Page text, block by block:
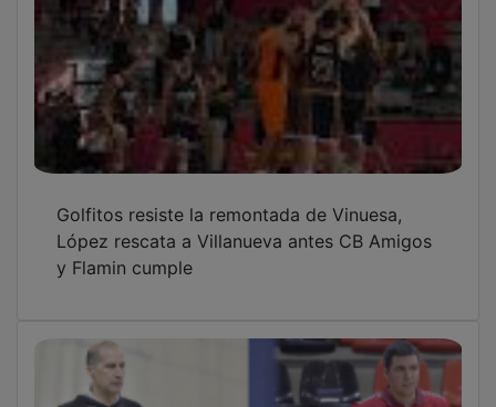
López rescata a Villanueva antes CB Amigos
y Flamin cumple